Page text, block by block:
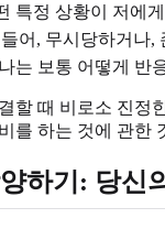
특정 상황이 저에
어, 무시당하거나
는 보통 어떻게 반
할 때 비로소 진정
를 하는 것에 관한
하기: 당신